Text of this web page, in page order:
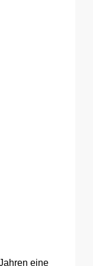
eine